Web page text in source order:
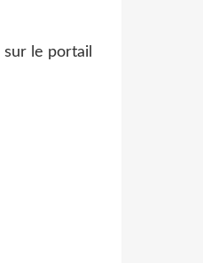
sur le portail